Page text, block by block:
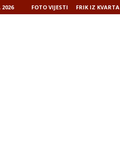
2026 FOTO VIJESTI FRIK IZ KVARTA